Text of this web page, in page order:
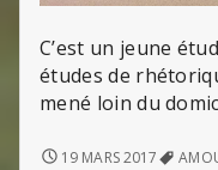
C’est un jeune
études de
mené loin du
LE
19 MARS 2017